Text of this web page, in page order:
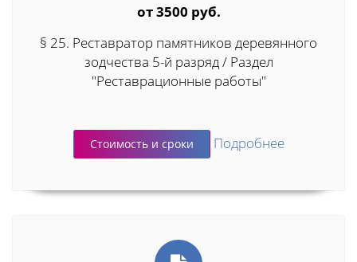
от 3500 руб.
§ 25. Реставратор памятников деревянного
зодчества 5-й разряд / Раздел
"Реставрационные работы"
Стоимость и сроки Подробнее